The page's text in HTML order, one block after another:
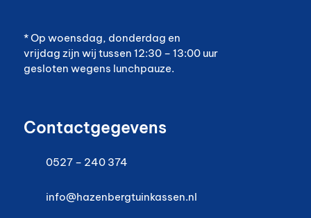
* Op woensdag, donderdag en
vrijdag zijn wij tussen 12:30 – 13:00 uur
gesloten wegens lunchpauze.
Contactgegevens
0527 – 240 374
info@hazenbergtuinkassen.nl